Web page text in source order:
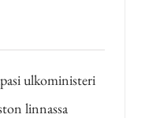
ulkoministeri
linnassa